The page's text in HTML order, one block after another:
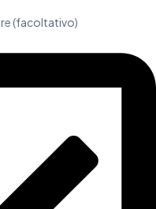
(facoltativo)